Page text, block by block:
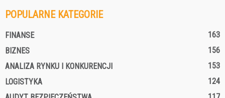
POPULARNE KATEGORIE
FINANSE
163
BIZNES
156
ANALIZA RYNKU I KONKURENCJI
153
LOGISTYKA
124